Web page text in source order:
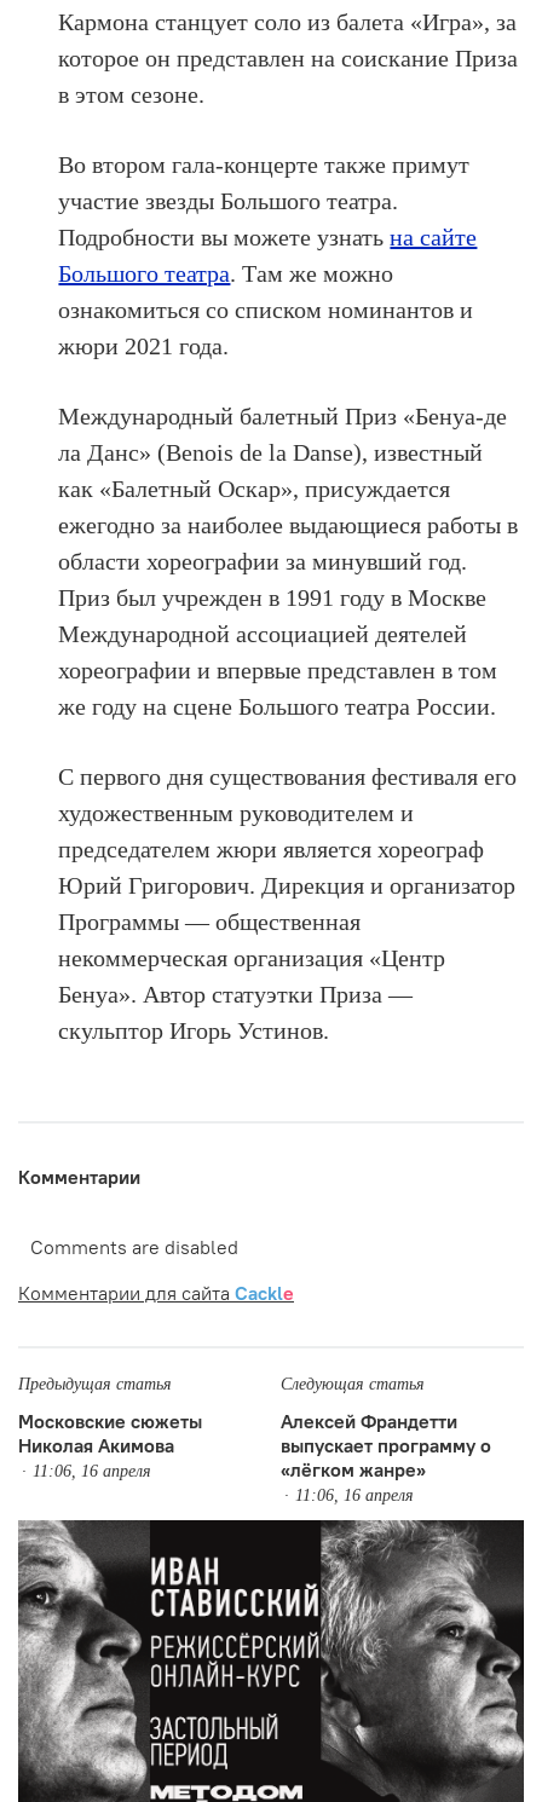
Кармона станцует соло из балета «Игра», за
которое он представлен на соискание Приза
в этом сезоне.
Во втором гала-концерте также примут
участие звезды Большого театра.
Подробности вы можете узнатьна сайте
Большого театра. Там же можно
ознакомиться со списком номинантов и
жюри 2021 года.
Международный балетный Приз «Бенуа-де
ла Данс» (Benois de la Dansе), известный
как «Балетный Оскар», присуждается
ежегодно за наиболее выдающиеся работы в
области хореографии за минувший год.
Приз был учрежден в 1991 году в Москве
Международной ассоциацией деятелей
хореографии и впервые представлен в том
же году на сцене Большого театра России.
С первого дня существования фестиваля его
художественным руководителем и
председателем жюри является хореограф
Юрий Григорович. Дирекция и организатор
Программы — общественная
некоммерческая организация «Центр
Бенуа». Автор статуэтки Приза —
скульптор Игорь Устинов.
Комментарии
Comments are disabled
Комментарии для сайта Cackle
Предыдущая статья
Московские сюжеты
Николая Акимова
11:06, 16 апреля
Следующая статья
Алексей Франдетти
выпускает программу о
«лёгком жанре»
11:06, 16 апреля